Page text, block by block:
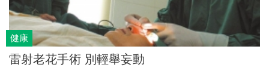
健康
雷射老花手術 別輕舉妄動